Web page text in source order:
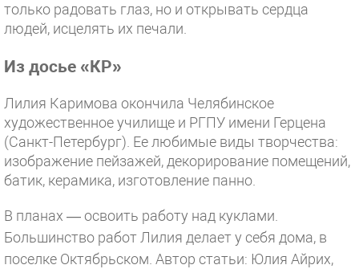
только радовать глаз, но и открывать сердца
людей, исцелять их печали.
Из досье «КР»
Лилия Каримова окончила Челябинское
художественное училище и РГПУ имени Герцена
(Санкт-Петербург). Ее любимые виды творчества:
изображение пейзажей, декорирование помещений,
батик, керамика, изготовление панно.
В планах — освоить работу над куклами.
Большинство работ Лилия делает у себя дома, в
поселке Октябрьском. Автор статьи: Юлия Айрих,